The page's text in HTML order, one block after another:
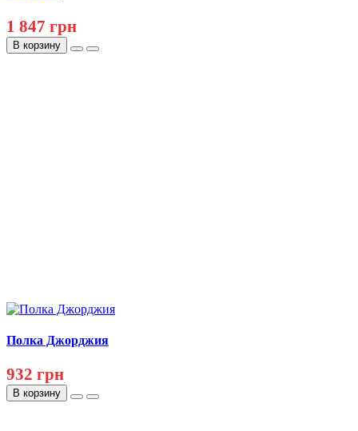
1 847 грн
В корзину
Полка Джорджия
932 грн
В корзину